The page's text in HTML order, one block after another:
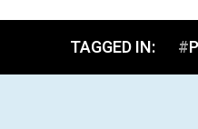
TAGGED IN: